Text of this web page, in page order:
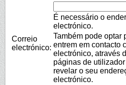
Correio
electrónico:
É necessário o
electrónico.
Também pode optar
entrem em contacto
electrónico, através
páginas de
revelar o seu
electrónico.